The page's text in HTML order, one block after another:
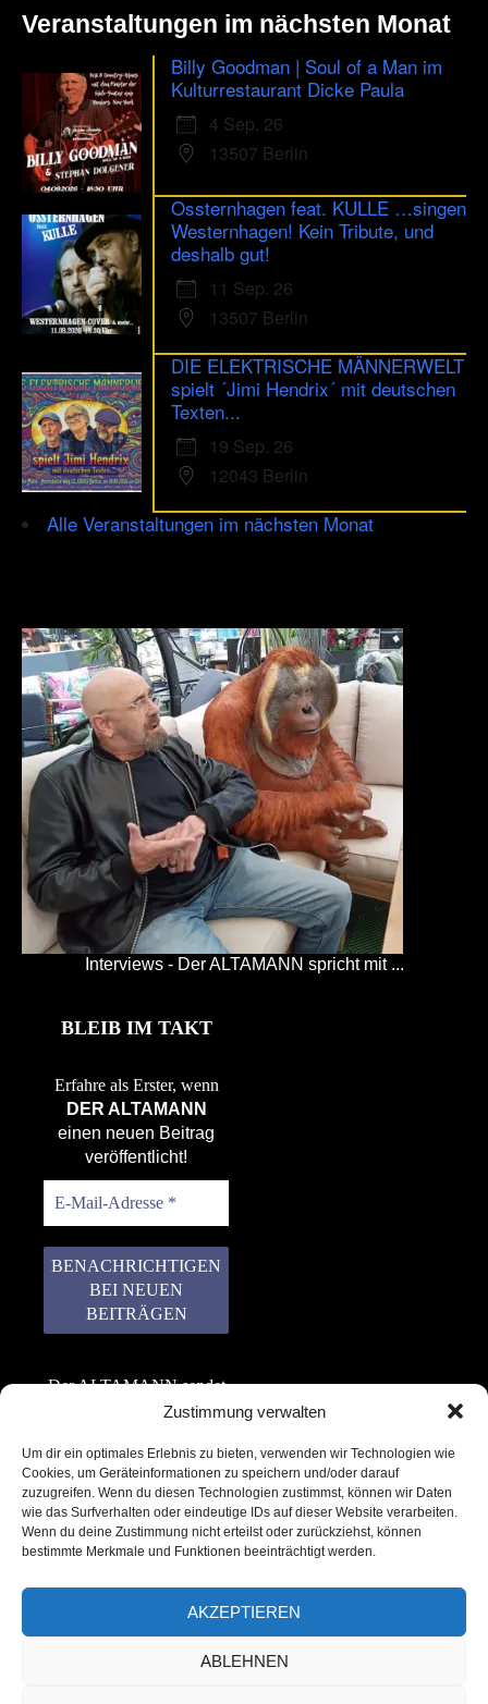
Zustimmung verwalten
Um dir ein optimales Erlebnis zu bieten, verwenden wir Technologien wie
Cookies, um Geräteinformationen zu speichern und/oder darauf
zuzugreifen. Wenn du diesen Technologien zustimmst, können wir Daten
wie das Surfverhalten oder eindeutige IDs auf dieser Website verarbeiten.
Wenn du deine Zustimmung nicht erteilst oder zurückziehst, können
bestimmte Merkmale und Funktionen beeinträchtigt werden.
AKZEPTIEREN
ABLEHNEN
Veranstaltungen im nächsten Monat
Billy Goodman | Soul of a Man im
Kulturrestaurant Dicke Paula
4 Sep. 26
13507 Berlin
Ossternhagen feat. KULLE …singen
Westernhagen! Kein Tribute, und
deshalb gut!
11 Sep. 26
13507 Berlin
DIE ELEKTRISCHE MÄNNERWELT
spielt ´Jimi Hendrix´ mit deutschen
Texten...
19 Sep. 26
12043 Berlin
Alle Veranstaltungen im nächsten Monat
Interviews - Der ALTAMANN spricht mit ...
BLEIB IM TAKT
Erfahre als Erster, wenn
DER ALTAMANN
einen neuen Beitrag
veröffentlicht!
Der ALTAMANN sendet
keinen Spam! Er gibt
weiter. Erfahre mehr in
unserer
Datenschutzerklärung.